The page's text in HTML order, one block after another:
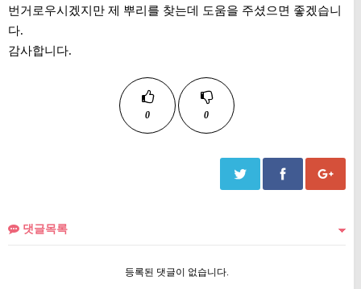
번거로우시겠지만 제 뿌리를 찾는데 도움을 주셨으면 좋겠습니
다.
감사합니다.
0 0
댓글목록
등록된 댓글이 없습니다.